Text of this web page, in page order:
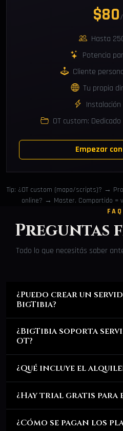
$80
Hasta
Potencia
Cliente
Tu propia
OT custom:
Empezar
Tip: ¿OT custom (mapa/scripts)? →
online? → Master. Compartido =
FAQ
Preguntas
Todo lo que necesitás saber
¿Puedo crear un
BigTibia?
¿BigTibia soporta
OT?
¿Qué incluye el
¿Hay trial gratis para
¿Cómo se pagan los